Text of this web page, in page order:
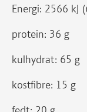
Energi: 2566 kJ
protein: 36 g
kulhydrat: 65 g
kostfibre: 15 g